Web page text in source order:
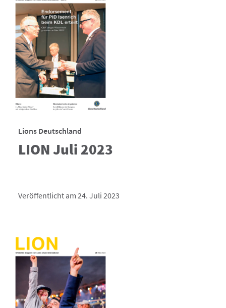
Lions Deutschland
LION Juli 2023
Veröffentlicht am 24. Juli 2023